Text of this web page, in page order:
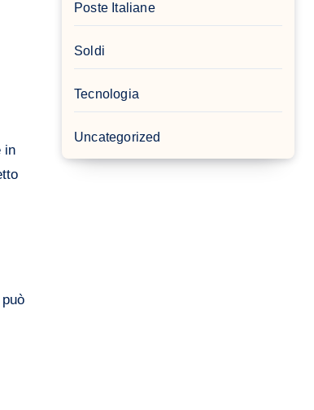
in
Poste Italiane
Soldi
Tecnologia
Uncategorized